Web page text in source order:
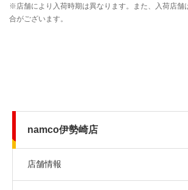
namco伊勢崎店
店舗情報